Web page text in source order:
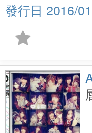
2016/